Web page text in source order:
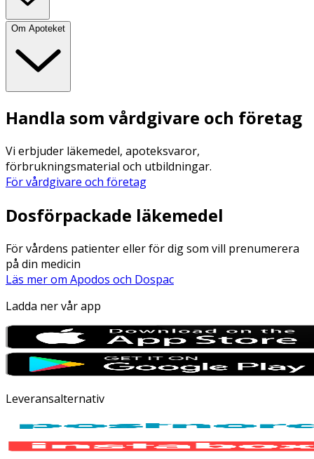
Om Apoteket
Handla som vårdgivare och företag
Vi erbjuder läkemedel, apoteksvaror,
förbrukningsmaterial och utbildningar.
För vårdgivare och företag
Dosförpackade läkemedel
För vårdens patienter eller för dig som vill prenumerera
på din medicin
Läs mer om Apodos och Dospac
Ladda ner vår app
Leveransalternativ